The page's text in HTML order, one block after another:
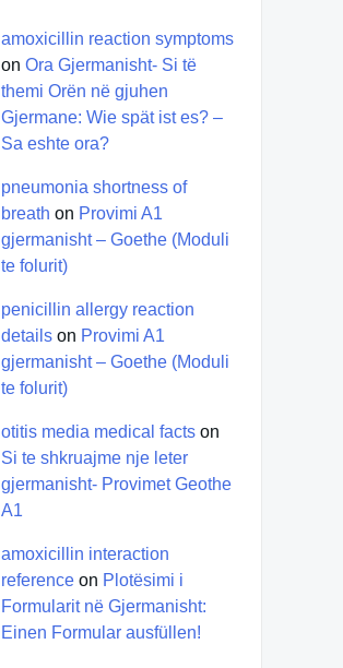
amoxicillin reaction symptoms
on Ora Gjermanisht- Si të
themi Orën në gjuhen
Gjermane: Wie spät ist es? –
Sa eshte ora?
pneumonia shortness of
breath on Provimi A1
gjermanisht – Goethe (Moduli
te folurit)
penicillin allergy reaction
details on Provimi A1
gjermanisht – Goethe (Moduli
te folurit)
otitis media medical facts on
Si te shkruajme nje leter
gjermanisht- Provimet Geothe
A1
amoxicillin interaction
reference on Plotësimi i
Formularit në Gjermanisht:
Einen Formular ausfüllen!